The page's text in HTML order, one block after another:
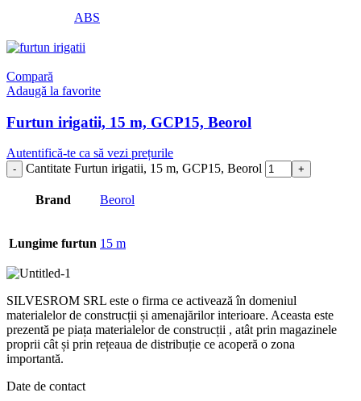
ABS
Compară
Adaugă la favorite
Furtun irigatii, 15 m, GCP15, Beorol
Autentifică-te ca să vezi prețurile
Cantitate Furtun irigatii, 15 m, GCP15, Beorol
Brand Beorol
Lungime furtun 15 m
SILVESROM SRL este o firma ce activează în domeniul
materialelor de construcții și amenajărilor interioare. Aceasta este
prezentă pe piața materialelor de construcții , atât prin magazinele
proprii cât și prin rețeaua de distribuție ce acoperă o zona
importantă.
Date de contact